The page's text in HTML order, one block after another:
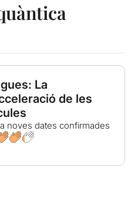
La
de les
noves dates confirmades